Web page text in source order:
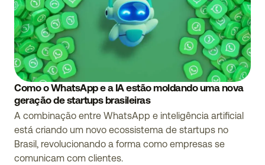
Como o WhatsApp e a IA estão moldando uma nova
geração de startups brasileiras
A combinação entre WhatsApp e inteligência artificial
está criando um novo ecossistema de startups no
Brasil, revolucionando a forma como empresas se
comunicam com clientes.